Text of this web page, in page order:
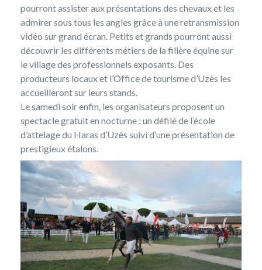
pourront assister aux présentations des chevaux et les
admirer sous tous les angles grâce à une retransmission
vidéo sur grand écran. Petits et grands pourront aussi
découvrir les différents métiers de la filière équine sur
le village des professionnels exposants. Des
producteurs locaux et l’Office de tourisme d’Uzès les
accueilleront sur leurs stands.
Le samedi soir enfin, les organisateurs proposent un
spectacle gratuit en nocturne : un défilé de l’école
d’attelage du Haras d’Uzès suivi d’une présentation de
prestigieux étalons.